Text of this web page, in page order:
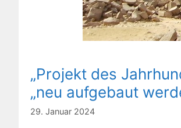
„Projekt des
„neu aufgebaut
29. Januar 2024